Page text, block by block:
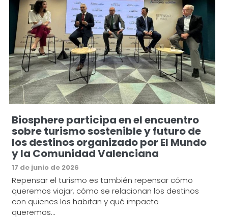
Biosphere participa en el encuentro
sobre turismo sostenible y futuro de
los destinos organizado por El Mundo
y la Comunidad Valenciana
17 de junio de 2026
Repensar el turismo es también repensar cómo
queremos viajar, cómo se relacionan los destinos
con quienes los habitan y qué impacto
queremos…